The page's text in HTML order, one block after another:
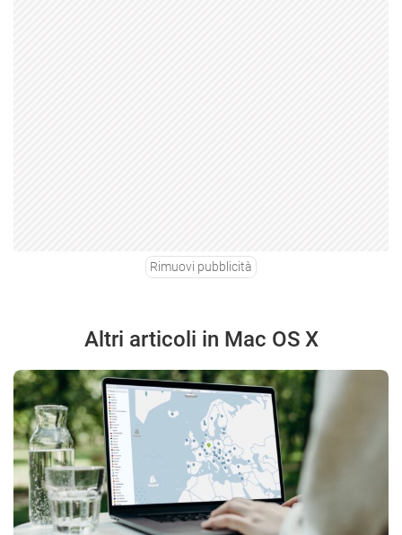
Rimuovi pubblicità
Altri articoli in Mac OS X